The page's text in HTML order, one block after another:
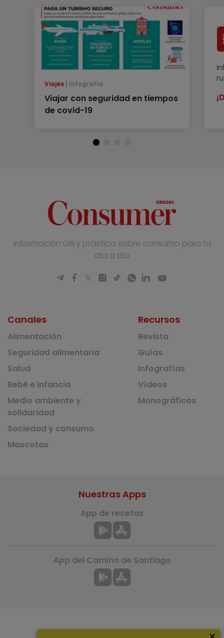
Viajes Infografía
Viajar con seguridad en tiempos
de covid-19
Información útil y práctica sobre consumo para tu
día a día
Canales
Alimentación
Seguridad alimentaria
Salud
Bebé e infancia
Medio ambiente y
solidaridad
Sociedad y consumo
Mascotas
Recursos
Revista
Guías
Infografías
Vídeos
Monográficos
Nuestras Apps
App de recetas
App del Camino de Santiago